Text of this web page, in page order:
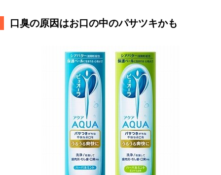
口臭の原因はお口の中のパサツキかも